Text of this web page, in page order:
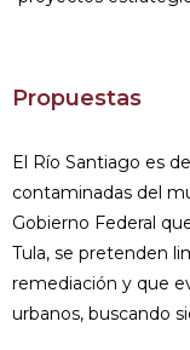
Propuestas
El Río Santiago es
contaminadas del
Gobierno Federal
Tula, se pretenden
remediación y que
urbanos, buscando